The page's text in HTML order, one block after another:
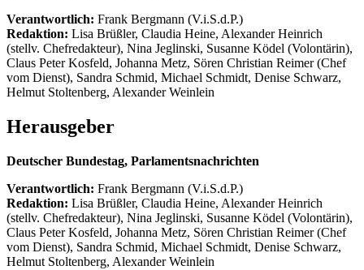
Verantwortlich: Frank Bergmann (V.i.S.d.P.)
Redaktion: Lisa Brüßler, Claudia Heine, Alexander Heinrich
(stellv. Chefredakteur), Nina Jeglinski, Susanne Ködel (Volontärin),
Claus Peter Kosfeld, Johanna Metz, Sören Christian Reimer (Chef
vom Dienst), Sandra Schmid, Michael Schmidt, Denise Schwarz,
Helmut Stoltenberg, Alexander Weinlein
Herausgeber
Deutscher Bundestag, Parlamentsnachrichten
Verantwortlich: Frank Bergmann (V.i.S.d.P.)
Redaktion: Lisa Brüßler, Claudia Heine, Alexander Heinrich
(stellv. Chefredakteur), Nina Jeglinski, Susanne Ködel (Volontärin),
Claus Peter Kosfeld, Johanna Metz, Sören Christian Reimer (Chef
vom Dienst), Sandra Schmid, Michael Schmidt, Denise Schwarz,
Helmut Stoltenberg, Alexander Weinlein